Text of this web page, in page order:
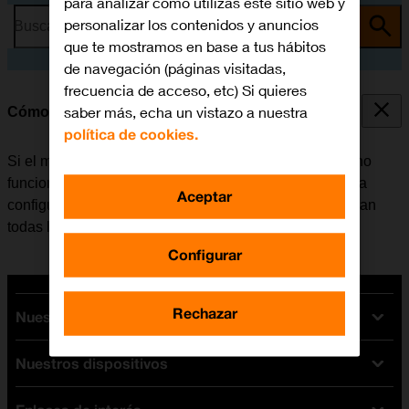
Busca por problema o tema
Cómo restablecer la configuración predeterminada
Si el móvil reacciona lentamente o de alguna manera no
funciona bien, en algunos casos ayuda el restablecer la
configuración predeterminada. De esta manera se borran
todas las configuraciones creadas en el móvil.
Nuestras tarifas
Tarifas Orange
Tarifas fibra y móvil
Nuestros dispositivos
personalizar los contenidos y anuncios
que te mostramos en base a tus hábitos
de navegación (páginas visitadas,
frecuencia de acceso, etc) Si quieres
saber más, echa un vistazo a nuestra
política de cookies.
Configurar
Rechazar
Aceptar